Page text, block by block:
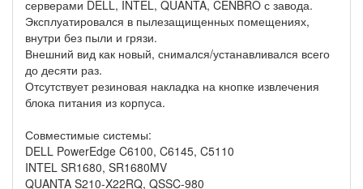
серверами DELL, INTEL, QUANTA, CENBRO с завода.
Эксплуатировался в пылезащищенных помещениях,
внутри без пыли и грязи.
Внешний вид как новый, снимался/устанавливался всего
до десяти раз.
Отсутствует резиновая накладка на кнопке извлечения
блока питания из корпуса.
Совместимые системы:
DELL PowerEdge C6100, C6145, C5110
INTEL SR1680, SR1680MV
QUANTA S210-X22RQ, QSSC-980